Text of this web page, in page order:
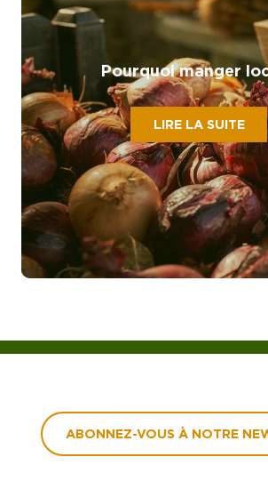
Pourquoi manger
LIRE LA SUITE
ABONNEZ-VOUS À NOTRE